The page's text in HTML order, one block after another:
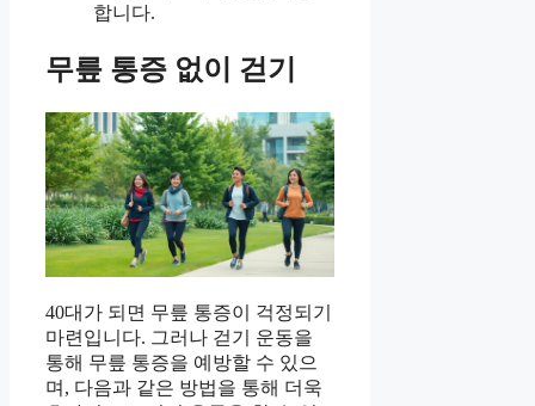
합니다.
무릎 통증 없이 걷기
40대가 되면 무릎 통증이 걱정되기
마련입니다. 그러나 걷기 운동을
통해 무릎 통증을 예방할 수 있으
며, 다음과 같은 방법을 통해 더욱